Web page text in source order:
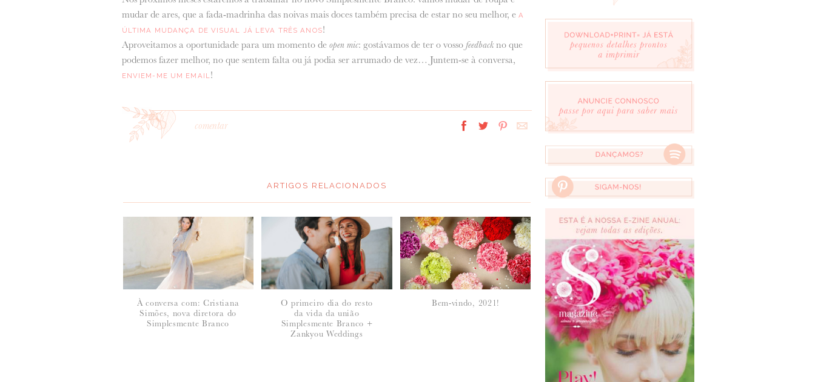
mudar de ares, que a fada-madrinha das noivas mais doces também precisa de estar no seu melhor, e A
ÚLTIMA MUDANÇA DE VISUAL JÁ LEVA TRÊS ANOS!
Aproveitamos a oportunidade para um momento de open mic: gostávamos de ter o vosso feedbackno que
podemos fazer melhor, no que sentem falta ou já podia ser arrumado de vez… Juntem-se à conversa,
ENVIEM-ME UM EMAIL!
comentar
NOME*:
ARTIGOS RELACIONADOS
À conversa com: Cristiana
Simões, nova diretora do
Simplesmente Branco
O primeiro dia do resto
da vida da união
Simplesmente Branco +
Zankyou Weddings
Bem-vindo, 2021!